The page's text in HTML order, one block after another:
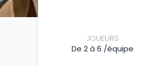
JOUEURS
De 2 à 6 /équipe